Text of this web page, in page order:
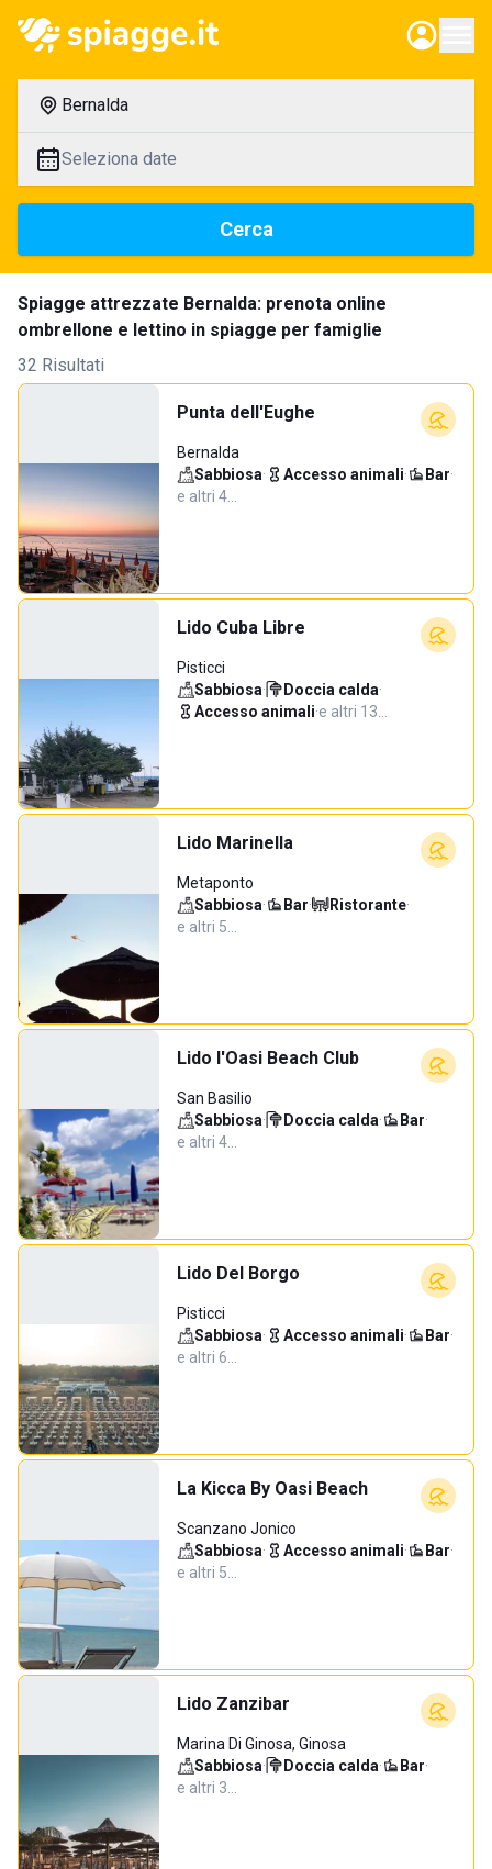
Bernalda
Seleziona date
Cerca
Spiagge attrezzate Bernalda: prenota online
ombrellone e lettino in spiagge per famiglie
32 Risultati
Punta dell'Eughe
Bernalda
Sabbiosa· Accesso animali· Bar·
e altri 4…
Lido Cuba Libre
Pisticci
Sabbiosa· Doccia calda·
Accesso animali·e altri 13…
Lido Marinella
Metaponto
Sabbiosa· Bar· Ristorante·
e altri 5…
Lido l'Oasi Beach Club
San Basilio
Sabbiosa· Doccia calda· Bar·
e altri 4…
Lido Del Borgo
Pisticci
Sabbiosa· Accesso animali· Bar·
e altri 6…
La Kicca By Oasi Beach
Scanzano Jonico
Sabbiosa· Accesso animali· Bar·
e altri 5…
Lido Zanzibar
Marina Di Ginosa, Ginosa
Sabbiosa· Doccia calda· Bar·
e altri 3…